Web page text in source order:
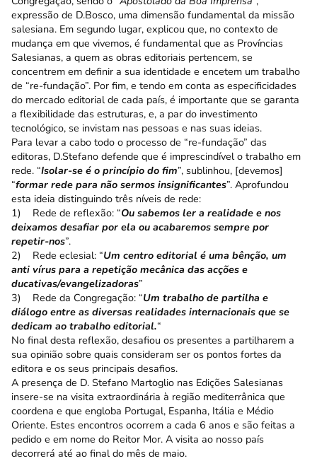
expressão de D.Bosco, uma dimensão fundamental da missão
salesiana. Em segundo lugar, explicou que, no contexto de
mudança em que vivemos, é fundamental que as Províncias
Salesianas, a quem as obras editoriais pertencem, se
concentrem em definir a sua identidade e encetem um trabalho
de “re-fundação”. Por fim, e tendo em conta as especificidades
do mercado editorial de cada país, é importante que se garanta
a flexibilidade das estruturas, e, a par do investimento
tecnológico, se invistam nas pessoas e nas suas ideias.
Para levar a cabo todo o processo de “re-fundação” das
editoras, D.Stefano defende que é imprescindível o trabalho em
rede. “Isolar-se é o princípio do fim”, sublinhou, [devemos]
“formar rede para não sermos insignificantes”. Aprofundou
esta ideia distinguindo três níveis de rede:
1) Rede de reflexão: “Ou sabemos ler a realidade e nos
deixamos desafiar por ela ou acabaremos sempre por
repetir-nos”.
2) Rede eclesial: “Um centro editorial é uma bênção, um
anti vírus para a repetição mecânica das acções e
ducativas/evangelizadoras”
3) Rede da Congregação: “Um trabalho de partilha e
diálogo entre as diversas realidades internacionais que se
dedicam ao trabalho editorial.“
No final desta reflexão, desafiou os presentes a partilharem a
sua opinião sobre quais consideram ser os pontos fortes da
editora e os seus principais desafios.
A presença de D. Stefano Martoglio nas Edições Salesianas
insere-se na visita extraordinária à região mediterrânica que
coordena e que engloba Portugal, Espanha, Itália e Médio
Oriente. Estes encontros ocorrem a cada 6 anos e são feitas a
pedido e em nome do Reitor Mor. A visita ao nosso país
decorrerá até ao final do mês de maio.